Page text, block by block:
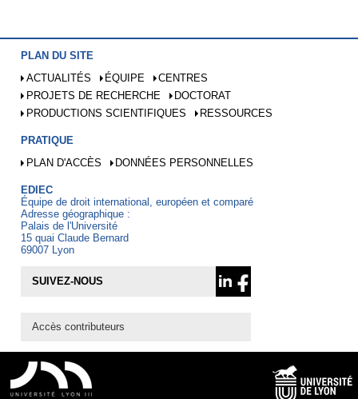
PLAN DU SITE
ACTUALITÉS
ÉQUIPE
CENTRES
PROJETS DE RECHERCHE
DOCTORAT
PRODUCTIONS SCIENTIFIQUES
RESSOURCES
PRATIQUE
PLAN D'ACCÈS
DONNÉES PERSONNELLES
EDIEC
Équipe de droit international, européen et comparé
Adresse géographique :
Palais de l'Université
15 quai Claude Bernard
69007 Lyon
SUIVEZ-NOUS
Accès contributeurs